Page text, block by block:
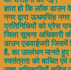
ज्ञात हो कि लाॅक डाउन
नगर द्वारा ऊधमसिंह
प्रतिनिधियों को प्रेस
जिला सूचना अधिकारी
डाउन एडवाईजरी जिसमें
है, का उल्लंघन मानते हुए
स्वतंत्रता को बाधित एवं